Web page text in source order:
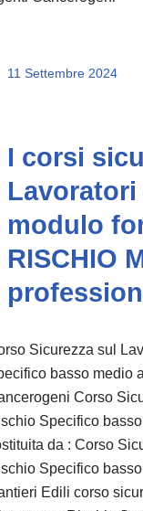
11 Settembre 2024
I corsi
Lavoratori
modulo
RISCHIO
Sicurezza sul
basso medio
Corso
Specifico
da : Corso
Specifico
Edili corso